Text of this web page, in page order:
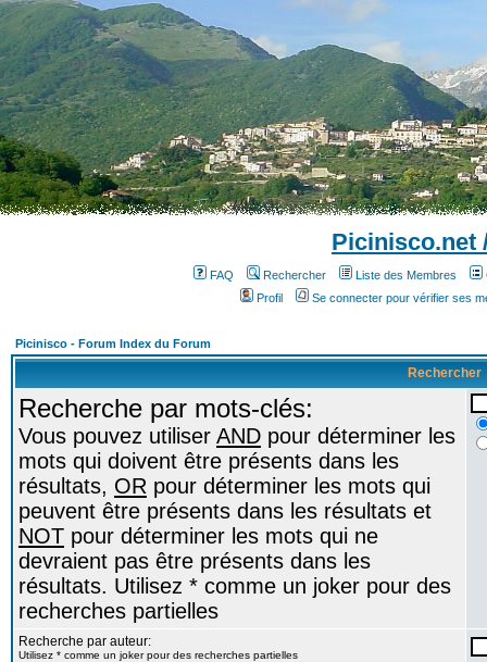
Picinisco.net
FAQ Rechercher Liste des Membres
Profil
Se connecter pour vérifier ses
Picinisco - Forum Index du Forum
Rechercher
Recherche par mots-clés:
Vous pouvez utiliser AND pour déterminer les
mots qui doivent être présents dans les
résultats, OR pour déterminer les mots qui
peuvent être présents dans les résultats et
NOT pour déterminer les mots qui ne
devraient pas être présents dans les
résultats. Utilisez * comme un joker pour des
recherches partielles
Recherche par auteur:
Utilisez * comme un joker pour des recherches partielles